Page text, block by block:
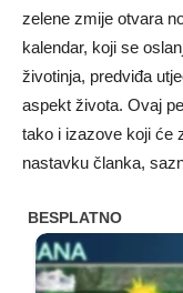
zelene zmije otvara
kalendar, koji se
životinja, predviđa
aspekt života. Ovaj
tako i izazove koji će
nastavku članka,